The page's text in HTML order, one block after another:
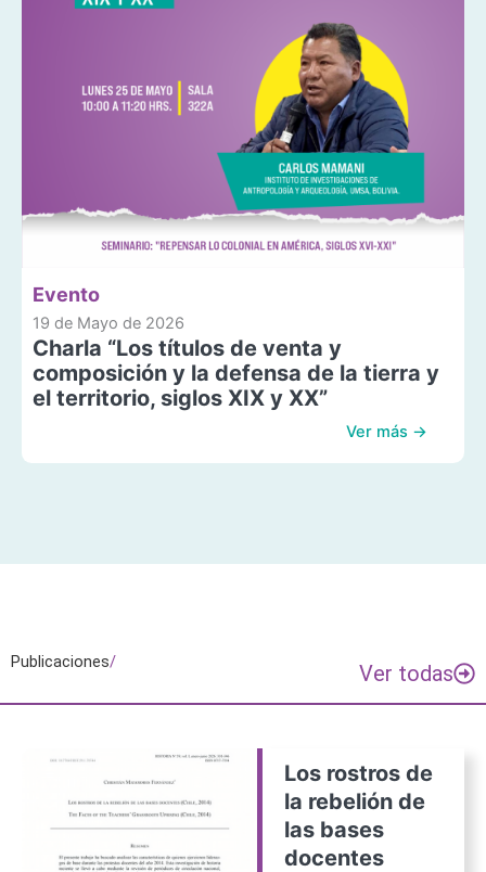
Evento
19 de Mayo de 2026
Charla “Los títulos de venta y
composición y la defensa de la tierra y
el territorio, siglos XIX y XX”
Ver más →
Publicaciones/ Ver todas
Los rostros de
la rebelión de
las bases
docentes